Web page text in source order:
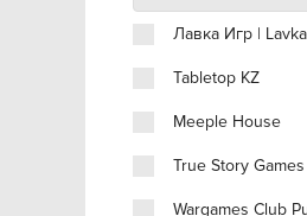
Лавка Игр |
Tabletop KZ
Meeple House
True Story Games
Wargames Club